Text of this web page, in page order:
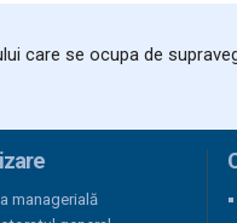
care se ocupa de
managerială